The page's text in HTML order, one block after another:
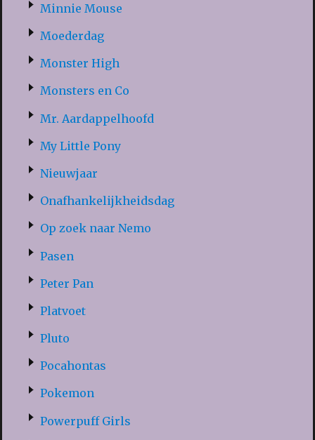
Minnie Mouse
Moederdag
Monster High
Monsters en Co
Mr. Aardappelhoofd
My Little Pony
Nieuwjaar
Onafhankelijkheidsdag
Op zoek naar Nemo
Pasen
Peter Pan
Platvoet
Pluto
Pocahontas
Pokemon
Powerpuff Girls